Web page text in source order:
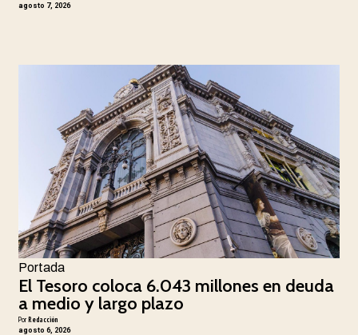
agosto 7, 2026
Portada
El Tesoro coloca 6.043 millones en deuda
a medio y largo plazo
PorRedacción
agosto 6, 2026